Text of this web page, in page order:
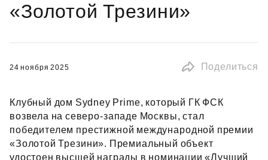
«Золотой Трезини»
24 ноября 2025 Поделиться
Клубный дом Sydney Prime, который ГК ФСК
возвела на северо‑западе Москвы, стал
победителем престижной международной премии
«Золотой Трезини». Премиальный объект
удостоен высшей награды в номинации «Лучший